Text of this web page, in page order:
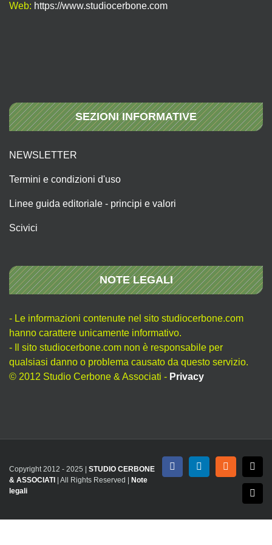
Web: https://www.studiocerbone.com
SEZIONI INFORMATIVE
NEWSLETTER
Termini e condizioni d'uso
Linee guida editoriale - principi e valori
Scivici
NOTE LEGALI
- Le informazioni contenute nel sito studiocerbone.com
hanno carattere unicamente informativo.
- Il sito studiocerbone.com non è responsabile per
qualsiasi danno o problema causato da questo servizio.
© 2012 Studio Cerbone & Associati - Privacy
Copyright 2012 - 2025 | STUDIO CERBONE
& ASSOCIATI
| All Rights Reserved |
Note
legali
FacebookLinkedInRss X